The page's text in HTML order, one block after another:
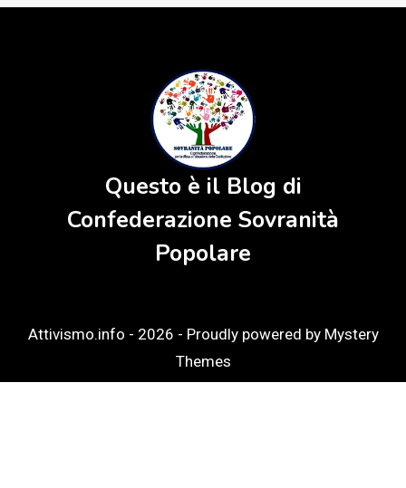
Questo è il Blog di
Confederazione Sovranità
Popolare
Attivismo.info - 2026 - Proudly powered by Mystery
Themes